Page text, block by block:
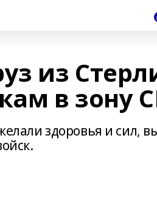
из
в зону
здоровья и сил,